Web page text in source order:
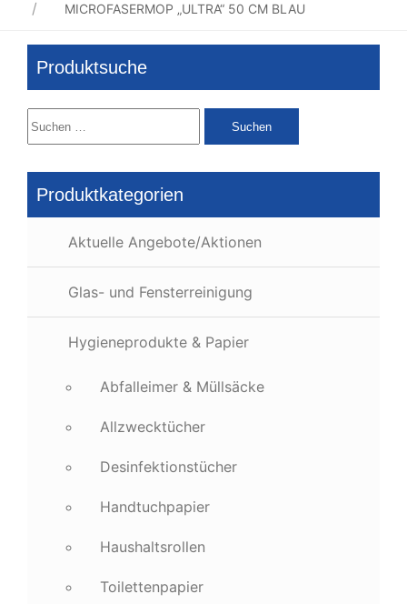
MICROFASERMOP „ULTRA“ 50 CM BLAU
Produktsuche
Suchen
nach:
Produktkategorien
Aktuelle Angebote/Aktionen
Glas- und Fensterreinigung
Hygieneprodukte & Papier
Abfalleimer & Müllsäcke
Allzwecktücher
Desinfektionstücher
Handtuchpapier
Haushaltsrollen
Toilettenpapier